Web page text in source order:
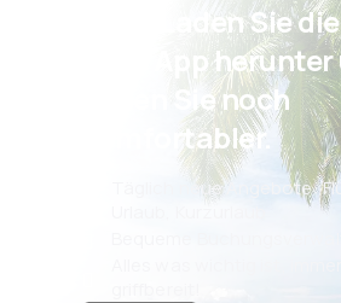
Psst! Laden Sie die
eSky App
reisen Sie noch
komfortabler.
Täglich neue Angebote:
Bequeme